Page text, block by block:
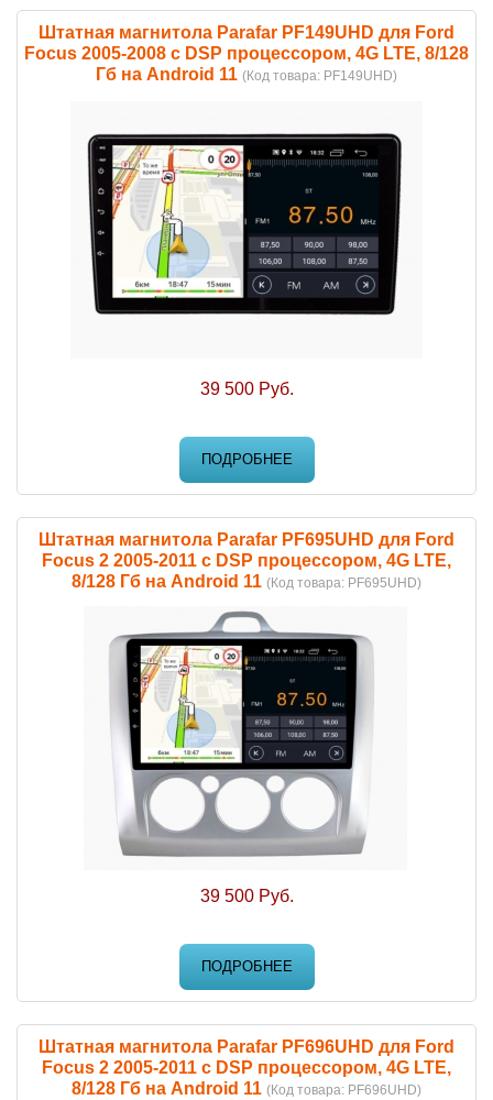
Штатная магнитола Parafar PF149UHD для Ford
Focus 2005-2008 c DSP процессором, 4G LTE, 8/128
Гб на Android 11 (Код товара: PF149UHD)
39 500 Руб.
ПОДРОБНЕЕ
Штатная магнитола Parafar PF695UHD для Ford
Focus 2 2005-2011 c DSP процессором, 4G LTE,
8/128 Гб на Android 11 (Код товара: PF695UHD)
39 500 Руб.
ПОДРОБНЕЕ
Штатная магнитола Parafar PF696UHD для Ford
Focus 2 2005-2011 c DSP процессором, 4G LTE,
8/128 Гб на Android 11 (Код товара: PF696UHD)